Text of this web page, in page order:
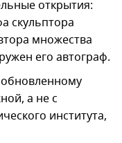
открытия:
скульптора
множества
его автограф.
а не с
института,